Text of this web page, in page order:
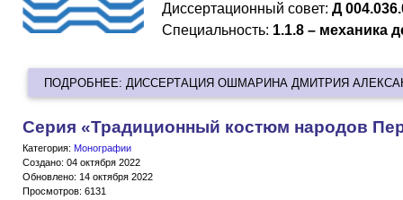
Диссертационный совет: Д
Специальность: 1.1.8 – механика
ПОДРОБНЕЕ: ДИССЕРТАЦИЯ ОШМАРИНА ДМИТРИЯ
Серия «Традиционный костюм народов
Категория: Монографии
Создано: 04 октября 2022
Обновлено: 14 октября 2022
Просмотров: 6131